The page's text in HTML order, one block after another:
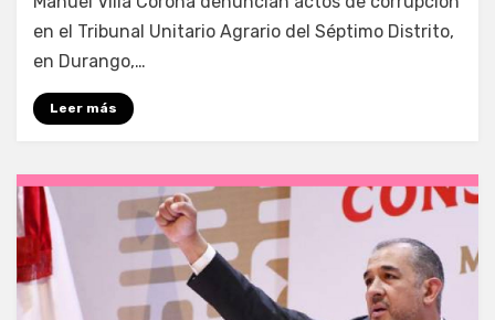
en el Tribunal Unitario Agrario del Séptimo Distrito,
en Durango,…
Leer más